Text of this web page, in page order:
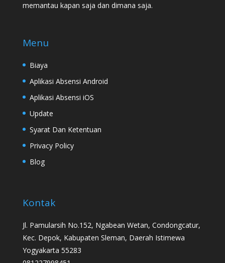
memantau kapan saja dan dimana saja.
Menu
Biaya
Aplikasi Absensi Android
Aplikasi Absensi iOS
Update
Syarat Dan Ketentuan
Privacy Policy
Blog
Kontak
Jl. Pamularsih No.152, Ngabean Wetan, Condongcatur,
Kec. Depok, Kabupaten Sleman, Daerah Istimewa
Yogyakarta 55283